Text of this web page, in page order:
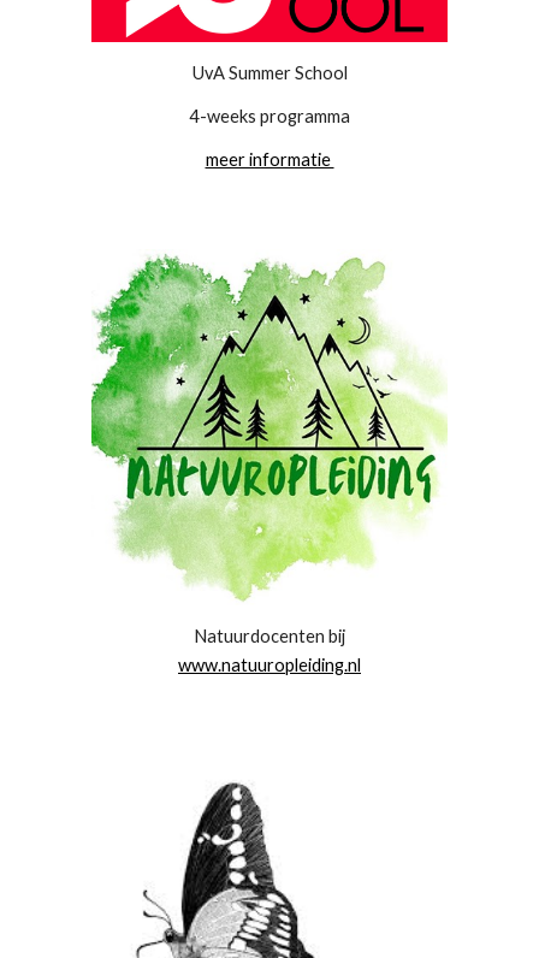
UvA Summer School
4-weeks programma
meer informatie
Natuurdocenten bij
www.natuuropleiding.nl